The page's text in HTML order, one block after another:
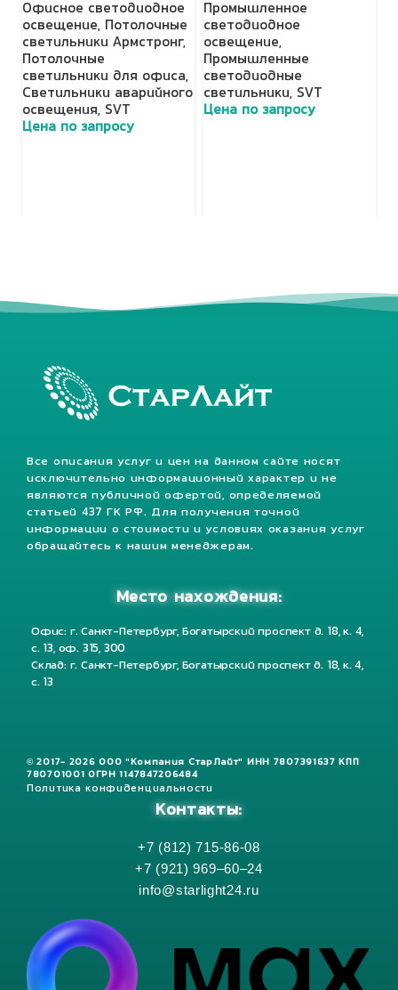
Офисное светодиодное
освещение, Потолочные
светильники Армстронг,
Потолочные
светильники для офиса,
Светильники аварийного
освещения, SVT
Цена по запросу
Промышленное
светодиодное
освещение,
Промышленные
светодиодные
светильники, SVT
Цена по запросу
Все описания услуг и цен на данном сайте носят
исключительно информационный характер и не
являются публичной офертой, определяемой
статьей 437 ГК РФ. Для получения точной
информации о стоимости и условиях оказания услуг
обращайтесь к нашим менеджерам.
Место нахождения:
Офис: г. Санкт-Петербург, Богатырский проспект д. 18, к. 4,
с. 13, оф. 315, 300
Склад: г. Санкт-Петербург, Богатырский проспект д. 18, к. 4,
с. 13
© 2017- 2026 ООО "Компания СтарЛайт" ИНН 7807391637 КПП
780701001 ОГРН 1147847206484
Политика конфиденциальности
Контакты:
+7 (812) 715-86-08
+7 (921) 969–60–24
info@starlight24.ru